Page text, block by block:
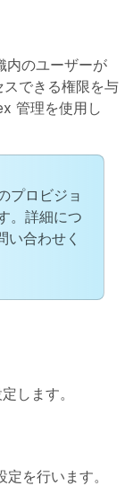
内のユーザーが
できる権限を与
管理を使用し
プロビジョ
。詳細につ
い合わせく
します。
を行います。